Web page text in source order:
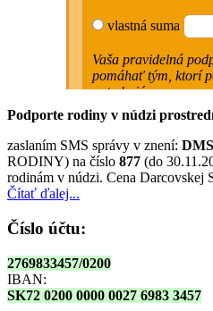
Podporte rodiny v núdzi
zaslaním SMS správy v znení:
RODINY) na číslo 877 (do
rodinám v núdzi. Cena Darcovskej
Čítať ďalej...
Číslo účtu:
2769833457/0200
IBAN:
SK72 0200 0000 0027 6983 3457